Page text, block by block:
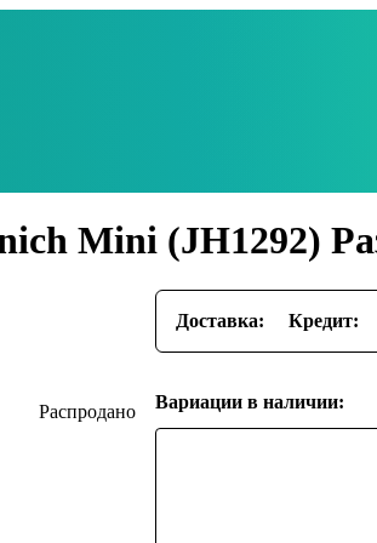
Mini (JH1292)
Доставка: Кредит:
Вариации в наличии: